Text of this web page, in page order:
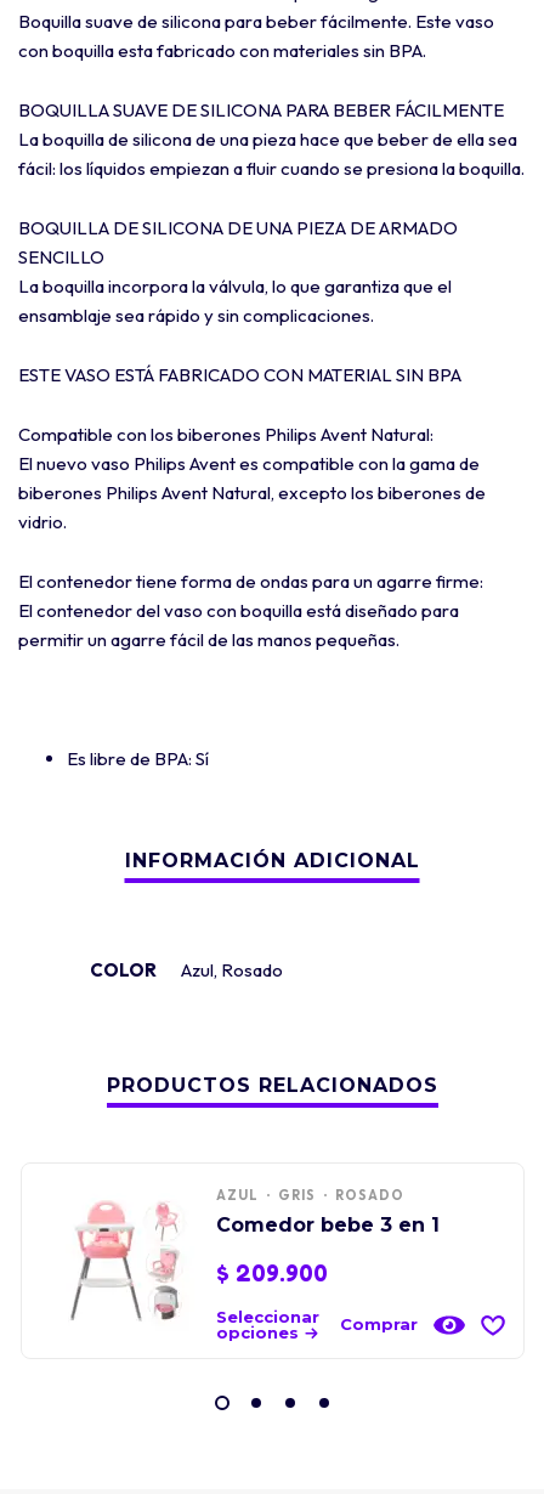
Boquilla suave de silicona para beber fácilmente. Este vaso
con boquilla esta fabricado con materiales sin BPA.
BOQUILLA SUAVE DE SILICONA PARA BEBER FÁCILMENTE
La boquilla de silicona de una pieza hace que beber de ella sea
fácil: los líquidos empiezan a fluir cuando se presiona la boquilla.
BOQUILLA DE SILICONA DE UNA PIEZA DE ARMADO
SENCILLO
La boquilla incorpora la válvula, lo que garantiza que el
ensamblaje sea rápido y sin complicaciones.
ESTE VASO ESTÁ FABRICADO CON MATERIAL SIN BPA
Compatible con los biberones Philips Avent Natural:
El nuevo vaso Philips Avent es compatible con la gama de
biberones Philips Avent Natural, excepto los biberones de
vidrio.
El contenedor tiene forma de ondas para un agarre firme:
El contenedor del vaso con boquilla está diseñado para
permitir un agarre fácil de las manos pequeñas.
Es libre de BPA: Sí
COLOR Azul, Rosado
PRODUCTOS RELACIONADOS
AZUL GRIS ROSADO
Comedor bebe 3 en 1
$ 209.900
Seleccionar
opciones
Comprar